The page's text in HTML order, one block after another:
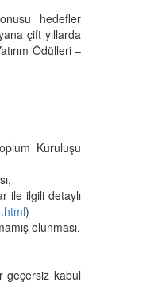
hedefler
çift yıllarda
Ödülleri –
Kuruluşu
ile ilgili detaylı
)
olunması,
geçersiz kabul